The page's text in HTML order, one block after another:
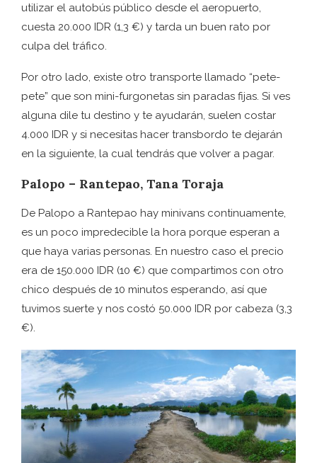
utilizar el autobús público desde el aeropuerto,
cuesta 20.000 IDR (1,3 €) y tarda un buen rato por
culpa del tráfico.
Por otro lado, existe otro transporte llamado “pete-
pete” que son mini-furgonetas sin paradas fijas. Si ves
alguna dile tu destino y te ayudarán, suelen costar
4.000 IDR y si necesitas hacer transbordo te dejarán
en la siguiente, la cual tendrás que volver a pagar.
Palopo – Rantepao, Tana Toraja
De Palopo a Rantepao hay minivans continuamente,
es un poco impredecible la hora porque esperan a
que haya varias personas. En nuestro caso el precio
era de 150.000 IDR (10 €) que compartimos con otro
chico después de 10 minutos esperando, así que
tuvimos suerte y nos costó 50.000 IDR por cabeza (3,3
€).